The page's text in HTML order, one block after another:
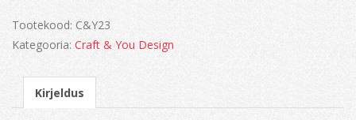
Tootekood: C&Y23
Kategooria: Craft & You Design
Kirjeldus